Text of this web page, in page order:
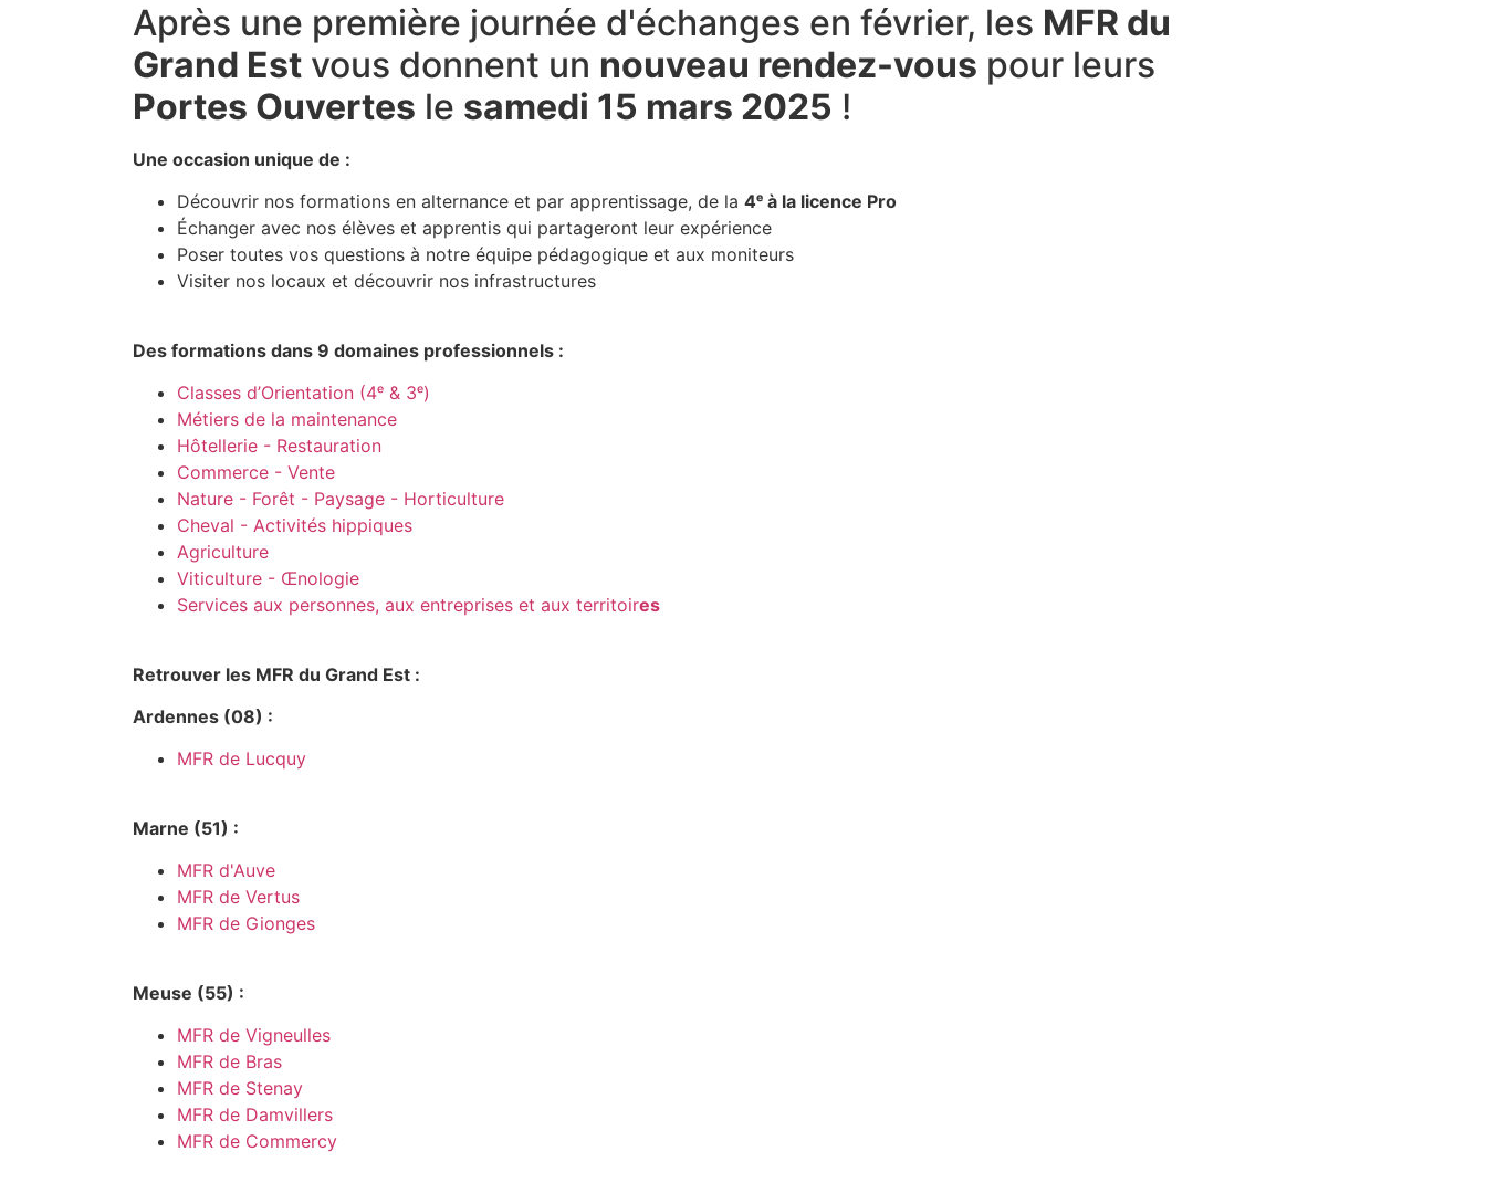
Après une première journée d'échanges en février, les MFR du
Grand Est vous donnent un nouveau rendez-vous pour leurs
Portes Ouvertes le samedi 15 mars 2025 !
Une occasion unique de :
Découvrir nos formations en alternance et par apprentissage, de la 4ᵉ à la licence Pro
Échanger avec nos élèves et apprentis qui partageront leur expérience
Poser toutes vos questions à notre équipe pédagogique et aux moniteurs
Visiter nos locaux et découvrir nos infrastructures
Des formations dans 9 domaines professionnels :
Classes d’Orientation (4ᵉ & 3ᵉ)
Métiers de la maintenance
Hôtellerie - Restauration
Commerce - Vente
Nature - Forêt - Paysage - Horticulture
Cheval - Activités hippiques
Agriculture
Viticulture - Œnologie
Services aux personnes, aux entreprises et aux territoires
Retrouver les MFR du Grand Est :
Ardennes (08) :
MFR de Lucquy
Marne (51) :
MFR d'Auve
MFR de Vertus
MFR de Gionges
Meuse (55) :
MFR de Vigneulles
MFR de Bras
MFR de Stenay
MFR de Damvillers
MFR de Commercy